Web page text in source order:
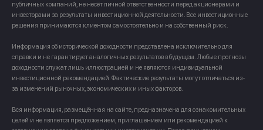
публичных компаний, не несёт личной ответственности перед акционерами и
инвесторами за результаты инвестиционной деятельности. Все инвестиционные
решения принимаются клиентом самостоятельно и на собственный риск.
Информация об исторической доходности представлена исключительно для
справки и не гарантирует аналогичных результатов в будущем. Любые прогнозы
доходности служат лишь иллюстрацией и не являются индивидуальной
инвестиционной рекомендацией. Фактические результаты могут отличаться из-
за изменений рыночных, экономических и иных факторов.
Вся информация, размещённая на сайте, предназначена для ознакомительных
целей и не является предложением, приглашением или рекомендацией к